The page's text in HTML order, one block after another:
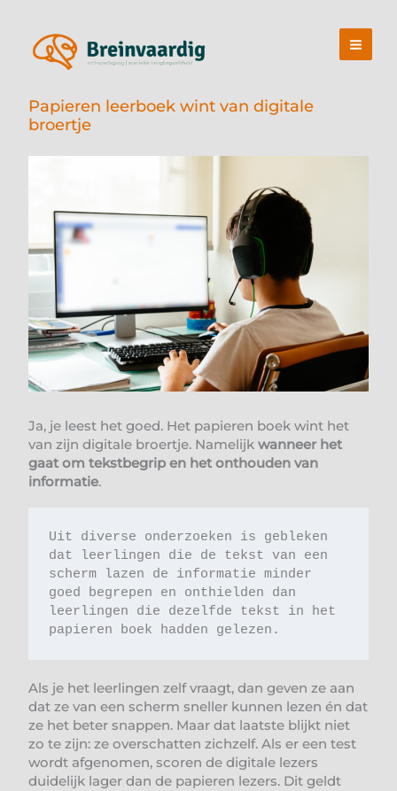
inhoud
Papieren leerboek wint van digitale
broertje
Ja, je leest het goed. Het papieren boek wint het
van zijn digitale broertje. Namelijk wanneer het
gaat om tekstbegrip en het onthouden van
informatie.
Uit diverse onderzoeken is gebleken
dat leerlingen die de tekst van een
scherm lazen de informatie minder
goed begrepen en onthielden dan
leerlingen die dezelfde tekst in het
papieren boek hadden gelezen.
Als je het leerlingen zelf vraagt, dan geven ze aan
dat ze van een scherm sneller kunnen lezen én dat
ze het beter snappen. Maar dat laatste blijkt niet
zo te zijn: ze overschatten zichzelf. Als er een test
wordt afgenomen, scoren de digitale lezers
duidelijk lager dan de papieren lezers. Dit geldt